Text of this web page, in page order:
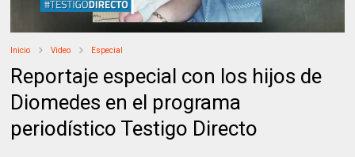
Inicio Video Especial
Reportaje especial con los hijos de
Diomedes en el programa
periodístico Testigo Directo